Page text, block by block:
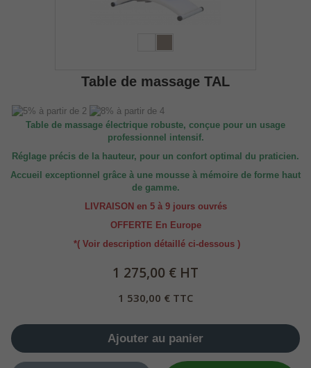
Table de massage TAL
Table de massage électrique robuste, conçue pour un usage
professionnel intensif.
Réglage précis de la hauteur, pour un confort optimal du praticien.
Accueil exceptionnel grâce à une mousse à mémoire de forme haut
de gamme.
LIVRAISON en 5 à 9 jours ouvrés
OFFERTE En Europe
*( Voir description détaillé ci-dessous )
1 275,00 € HT
1 530,00 € TTC
Ajouter au panier